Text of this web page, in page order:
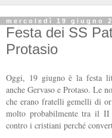
mercoledì 19 giugno
Festa dei SS
Protasio
Oggi, 19 giugno è la festa
anche Gervaso e Protaso. Le
che erano fratelli gemelli di
molto probabilmente tra il II
contro i cristiani perché